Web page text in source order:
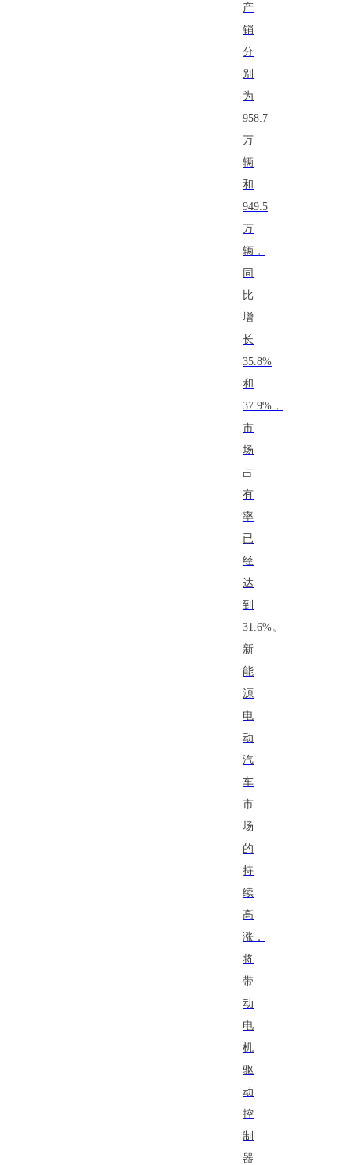
产
销
分
别
为
958.7
万
辆
和
949.5
万
辆，
同
比
增
长
35.8%
和
37.9%，
市
场
占
有
率
已
经
达
到
31.6%。
新
能
源
电
动
汽
车
市
场
的
持
续
高
涨，
将
带
动
电
机
驱
动
控
制
器